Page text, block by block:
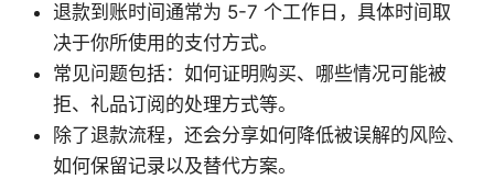
退款到账时间通常为 5-7 个工作日，具体时间取
决于你所使用的支付方式。
常见问题包括：如何证明购买、哪些情况可能被
拒、礼品订阅的处理方式等。
除了退款流程，还会分享如何降低被误解的风险、
如何保留记录以及替代方案。